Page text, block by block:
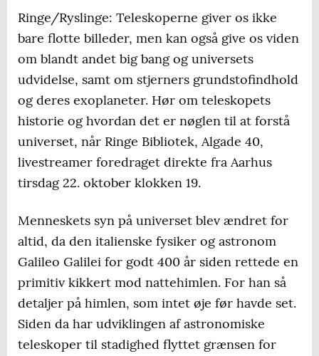
Ringe/Ryslinge: Teleskoperne giver os ikke
bare flotte billeder, men kan også give os viden
om blandt andet big bang og universets
udvidelse, samt om stjerners grundstofindhold
og deres exoplaneter. Hør om teleskopets
historie og hvordan det er nøglen til at forstå
universet, når Ringe Bibliotek, Algade 40,
livestreamer foredraget direkte fra Aarhus
tirsdag 22. oktober klokken 19.
Menneskets syn på universet blev ændret for
altid, da den italienske fysiker og astronom
Galileo Galilei for godt 400 år siden rettede en
primitiv kikkert mod nattehimlen. For han så
detaljer på himlen, som intet øje før havde set.
Siden da har udviklingen af astronomiske
teleskoper til stadighed flyttet grænsen for